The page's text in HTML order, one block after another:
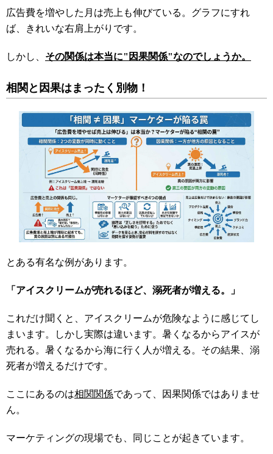
広告費を増やした月は売上も伸びている。グラフにすれ
ば、きれいな右肩上がりです。
しかし、 その関係は本当に"因果関係"なのでしょうか。
相関と因果はまったく別物！
とある有名な例があります。
「アイスクリームが売れるほど、溺死者が増える。」
これだけ聞くと、アイスクリームが危険なように感じてし
まいます。しかし実際は違います。暑くなるからアイスが
売れる。暑くなるから海に行く人が増える。その結果、溺
死者が増えるだけです。
ここにあるのは相関関係であって、因果関係ではありませ
ん。
マーケティングの現場でも、同じことが起きています。